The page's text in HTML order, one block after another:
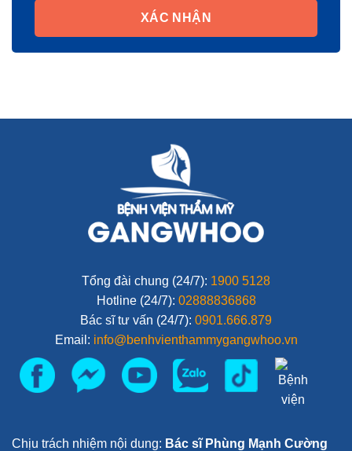
XÁC NHẬN
Tổng đài chung (24/7): 1900 5128
Hotline (24/7): 02888836868
Bác sĩ tư vấn (24/7): 0901.666.879
Email: info@benhvienthammygangwhoo.vn
Chịu trách nhiệm nội dung: Bác sĩ Phùng Mạnh Cường